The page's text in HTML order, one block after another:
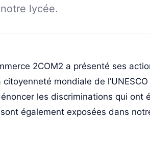
lycée.
2COM2 a présenté ses
mondiale de
les discriminations qui ont
également exposées dans